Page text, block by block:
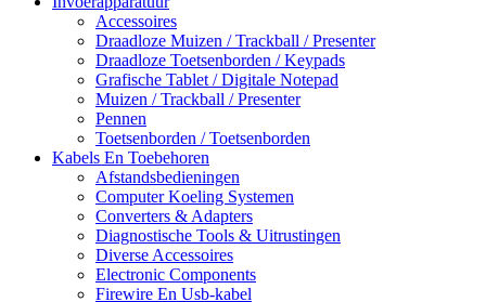
Accessoires
Draadloze Muizen / Trackball / Presenter
Draadloze Toetsenborden / Keypads
Grafische Tablet / Digitale Notepad
Muizen / Trackball / Presenter
Pennen
Toetsenborden / Toetsenborden
Kabels En Toebehoren
Afstandsbedieningen
Computer Koeling Systemen
Converters & Adapters
Diagnostische Tools & Uitrustingen
Diverse Accessoires
Electronic Components
Firewire En Usb-kabel